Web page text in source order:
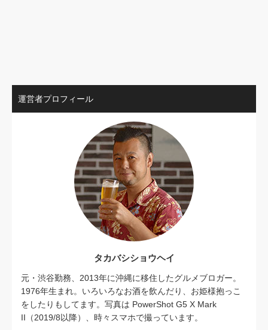
運営者プロフィール
タカバシショウヘイ
元・渋谷勤務、2013年に沖縄に移住したグルメブロガー。
1976年生まれ。いろいろなお酒を飲んだり、お姫様抱っこ
をしたりもしてます。写真は PowerShot G5 X Mark
II（2019/8以降）、時々スマホで撮っています。